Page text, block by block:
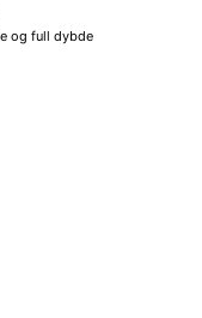
og full dybde